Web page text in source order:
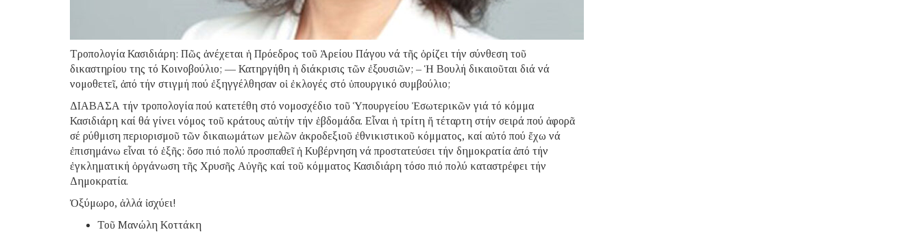
Τροπολογία Κασιδιάρη: Πῶς ἀνέχεται ἡ Πρόεδρος τοῦ Ἀρείου Πάγου νά τῆς ὁρίζει τήν σύνθεση τοῦ
δικαστηρίου της τό Κοινοβούλιο; — Κατηργήθη ἡ διάκρισις τῶν ἐξουσιῶν; – Ἡ Βουλή δικαιοῦται διά νά
νομοθετεῖ, ἀπό τήν στιγμή πού ἐξηγγέλθησαν οἱ ἐκλογές στό ὑπουργικό συμβούλιο;
ΔΙΑΒΑΣΑ τήν τροπολογία πού κατετέθη στό νομοσχέδιο τοῦ Ὑπουργείου Ἐσωτερικῶν γιά τό κόμμα
Κασιδιάρη καί θά γίνει νόμος τοῦ κράτους αὐτήν τήν ἑβδομάδα. Εἶναι ἡ τρίτη ἤ τέταρτη στήν σειρά πού ἀφορᾶ
σέ ρύθμιση περιορισμοῦ τῶν δικαιωμάτων μελῶν ἀκροδεξιοῦ ἐθνικιστικοῦ κόμματος, καί αὐτό πού ἔχω νά
ἐπισημάνω εἶναι τό ἑξῆς: ὅσο πιό πολύ προσπαθεῖ ἡ Κυβέρνηση νά προστατεύσει τήν δημοκρατία ἀπό τήν
ἐγκληματική ὀργάνωση τῆς Χρυσῆς Αὐγῆς καί τοῦ κόμματος Κασιδιάρη τόσο πιό πολύ καταστρέφει τήν
Δημοκρατία.
Ὀξύμωρο, ἀλλά ἰσχύει!
Τοῦ Μανώλη Κοττάκη